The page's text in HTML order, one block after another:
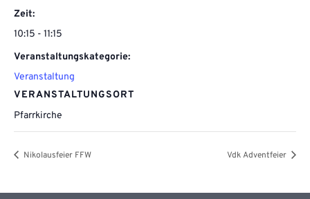
Zeit:
10:15 - 11:15
Veranstaltungskategorie:
Veranstaltung
VERANSTALTUNGSORT
Pfarrkirche
Nikolausfeier FFW Vdk Adventfeier